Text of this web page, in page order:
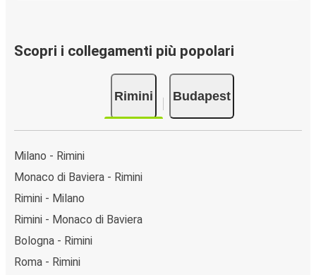
Scopri i collegamenti più popolari
Rimini Budapest
Milano - Rimini
Monaco di Baviera - Rimini
Rimini - Milano
Rimini - Monaco di Baviera
Bologna - Rimini
Roma - Rimini